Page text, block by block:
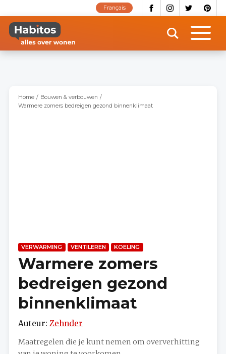
naar
inhoud
gaan
Français
Home
Bouwen & verbouwen
Warmere zomers bedreigen gezond binnenklimaat
VERWARMING VENTILEREN KOELING
Warmere zomers
bedreigen gezond
binnenklimaat
Auteur: Zehnder
Maatregelen die je kunt nemen om oververhitting